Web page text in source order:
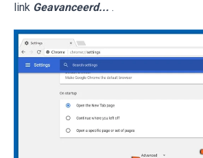
link Geavanceerd... .